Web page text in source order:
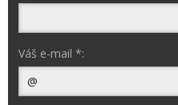
Váš e-mail *: